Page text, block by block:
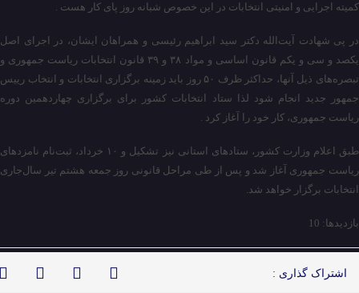
کمیته اجرایی و امنیتی انتخابات در این خصوص شبانه روز پای کار هست .
در پی شهادت آیت‌الله دکتر سید ابراهیم رئیسی و همراهان ایشان، در اجرای اصل
یکصد و سی و یکم قانون اساسی و مواد ۳۸ و ۳۹ قانون انتخابات ریاست جمهوری و
تبصره‌های ذیل آنها، حداکثر ظرف ۵۰ روز باید زمینه برگزاری انتخابات و انتخاب رییس
جمهور جدید انجام شود لذا ستاد انتخابات کشور برای برگزاری چهاردهمین دوره
ریاست جمهوری، کار خود را آغاز کرد .
طبق اعلام وزارت کشور، ستادهای استانی نیز تشکیل و ۱۰ خرداد، ثبت‌نام نامزدهای
ریاست جمهوری آغاز شد و پس از طی مراحل قانونی روز جمعه هشتم تیر سال‌جاری
انتخابات برگزار خواهد شد.
بازدیدها: 10
اشتراک گذاری :